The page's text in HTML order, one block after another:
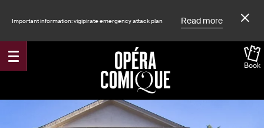
Important information: vigipirate emergency attack plan Read more
Book
Accueil